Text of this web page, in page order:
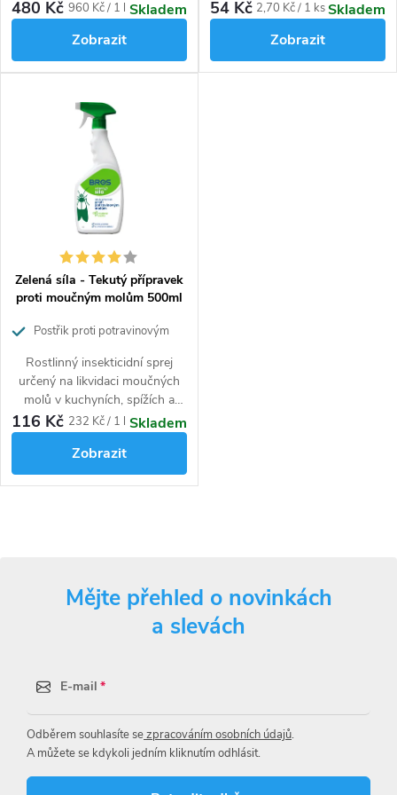
stádia dospělci, nymfy, vajíčka),
blechy, mravence a dále čmelíky
a jiné roztoče.
480 Kč Měrná
960 Kč / 1 l Skladem
Zobrazit
dobu 6 měsíců. Insekticidní
složka a levandulové aroma
odpuzující moly.
54 Kč Měrná
2,70 Kč / 1 ksSkladem
Zobrazit
Zelená síla - Tekutý přípravek
proti moučným molům 500ml
Postřik proti potravinovým
Rostlinný insekticidní sprej
určený na likvidaci moučných
molů v kuchyních, spížích a
dalších skladovacích prostorách
potravin.
116 Kč Měrná
232 Kč / 1 l Skladem
Zobrazit
Mějte přehled o novinkách
a slevách
E-mail
Odběrem souhlasíte sezpracováním osobních údajů.
A můžete se kdykoli jedním kliknutím odhlásit.